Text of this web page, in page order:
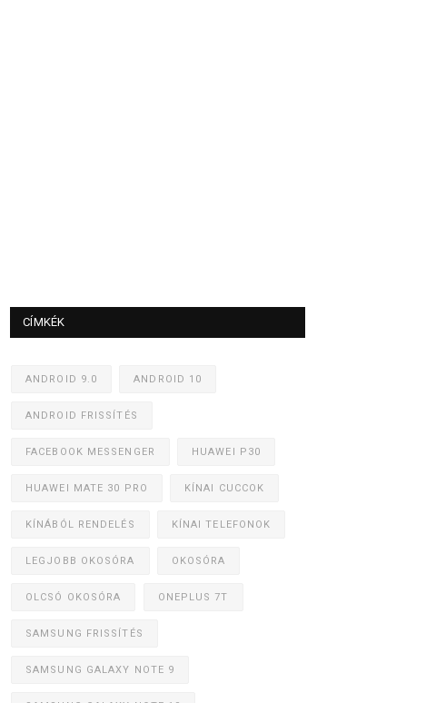
CÍMKÉK
ANDROID 9.0 ANDROID 10
ANDROID FRISSÍTÉS
FACEBOOK MESSENGER HUAWEI P30
HUAWEI MATE 30 PRO KÍNAI CUCCOK
KÍNÁBÓL RENDELÉS KÍNAI TELEFONOK
LEGJOBB OKOSÓRA OKOSÓRA
OLCSÓ OKOSÓRA ONEPLUS 7T
SAMSUNG FRISSÍTÉS
SAMSUNG GALAXY NOTE 9